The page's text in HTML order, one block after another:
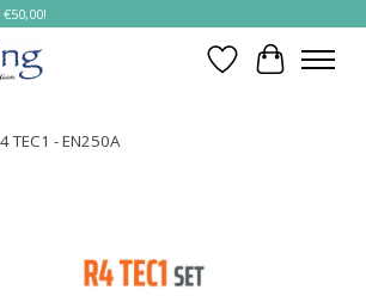
Verlanglijst
TEC1 - EN250A
image slideshow Items